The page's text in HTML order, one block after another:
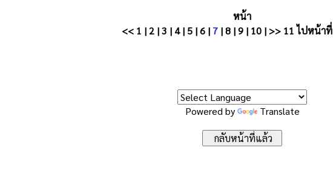
หน้า
<< 1 |2|3 | 4| 5|6| 7|8|9| 10| >> 11ไปหน้าที่
Powered by Translate